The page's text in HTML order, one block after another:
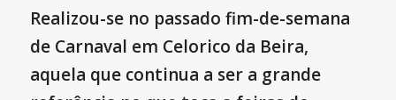
Realizou-se no passado fim-de-semana
de Carnaval em Celorico da Beira,
aquela que continua a ser a grande